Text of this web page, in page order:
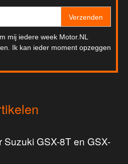
Verzenden
mij iedere week Motor.NL
Ik kan ieder moment opzeggen
GSX-8T en GSX-